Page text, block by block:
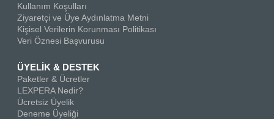
Kullanım Koşulları
Ziyaretçi ve Üye Aydınlatma Metni
Kişisel Verilerin Korunması Politikası
Veri Öznesi Başvurusu
ÜYELİK & DESTEK
Paketler & Ücretler
LEXPERA Nedir?
Ücretsiz Üyelik
Deneme Üyeliği